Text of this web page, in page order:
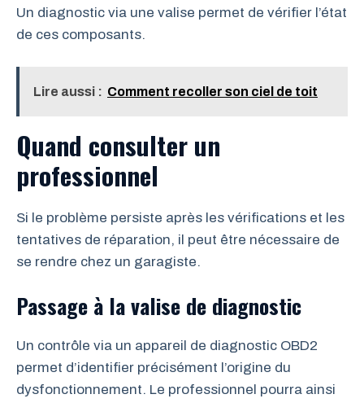
Un diagnostic via une valise permet de vérifier l’état
de ces composants.
Lire aussi : Comment recoller son ciel de toit
Quand consulter un
professionnel
Si le problème persiste après les vérifications et les
tentatives de réparation, il peut être nécessaire de
se rendre chez un garagiste.
Passage à la valise de diagnostic
Un contrôle via un appareil de diagnostic OBD2
permet d’identifier précisément l’origine du
dysfonctionnement. Le professionnel pourra ainsi